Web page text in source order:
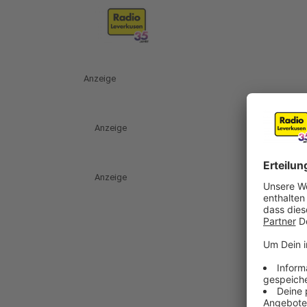
Anzeige
Anzeige
Anzeige